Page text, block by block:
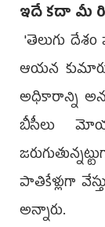
ఇదే క‌దా మీ
'తెలుగు
ఆయన
అధికారాన్ని
బీసీలు
పాతికేళ్లుగా
అన్నారు.